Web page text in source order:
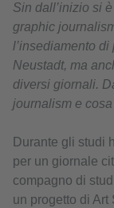
Sin dall’inizio si
graphic
l’insediamento
Neustadt, ma
diversi giornali.
journalism e
Durante gli studi
per un giornale
compagno di
un progetto di